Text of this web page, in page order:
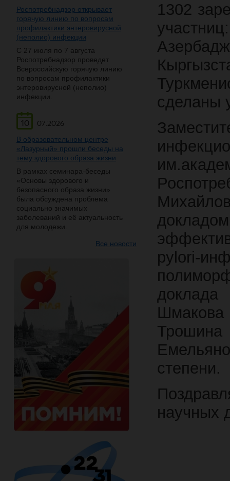
Роспотребнадзор открывает
горячую линию по вопросам
профилактики энтеровирусной
(неполио) инфекции
С 27 июля по 7 августа
Роспотребнадзор проведет
Всероссийскую горячую линию
по вопросам профилактики
энтеровирусной (неполио)
инфекции.
10
07.2026
В образовательном центре
«Лазурный» прошли беседы на
тему здорового образа жизни
В рамках семинара-беседы
«Основы здорового и
безопасного образа жизни»
была обсуждена проблема
социально значимых
заболеваний и её актуальность
для молодежи.
Все новости
1302
сделаны
pylori-
доклада
степени.
научных